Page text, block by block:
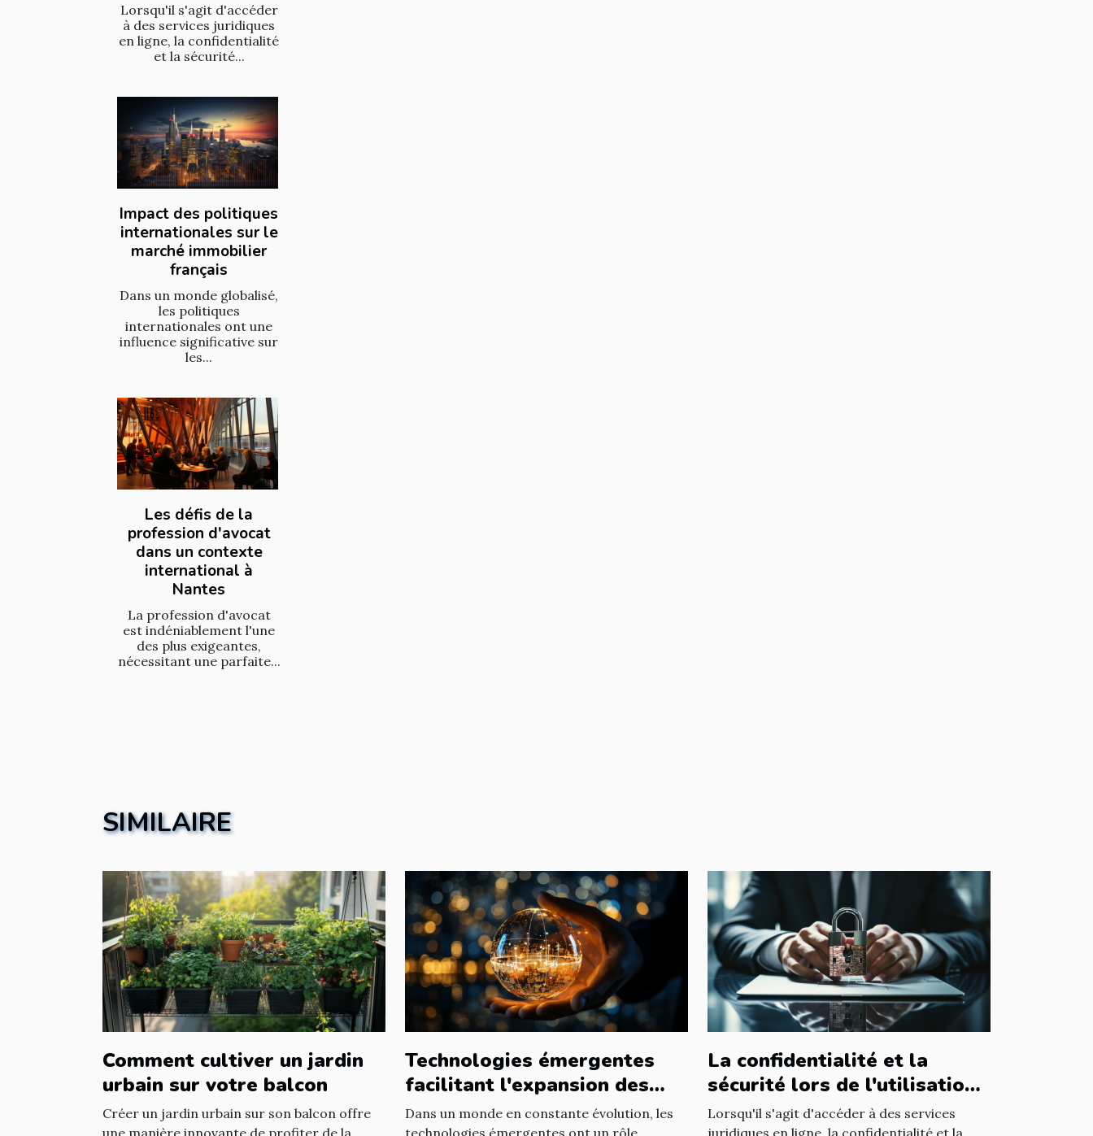
Lorsqu'il s'agit d'accéder
à des services juridiques
en ligne, la confidentialité
et la sécurité...
Impact des politiques
internationales sur le
marché immobilier
français
Dans un monde globalisé,
les politiques
internationales ont une
influence significative sur
les...
Les défis de la
profession d'avocat
dans un contexte
international à
Nantes
La profession d'avocat
est indéniablement l'une
des plus exigeantes,
nécessitant une parfaite...
SIMILAIRE
Comment cultiver un jardin
urbain sur votre balcon
Créer un jardin urbain sur son balcon offre
Technologies émergentes
facilitant l'expansion des
entreprises
Dans un monde en constante évolution, les
La confidentialité et la
sécurité lors de l'utilisation
d'un avocat en ligne
Lorsqu'il s'agit d'accéder à des services